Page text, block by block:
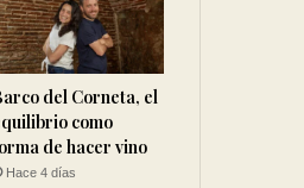
del Corneta, el
como
de hacer vino
Hace 4 días